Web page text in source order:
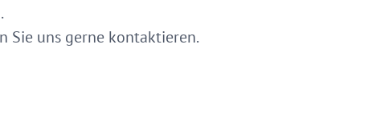
Sie uns gerne kontaktieren.